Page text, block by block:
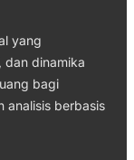
yang
dan dinamika
bagi
analisis berbasis